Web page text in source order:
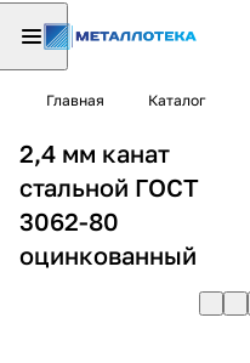
Главная Каталог
2,4 мм канат
стальной ГОСТ
3062-80
оцинкованный